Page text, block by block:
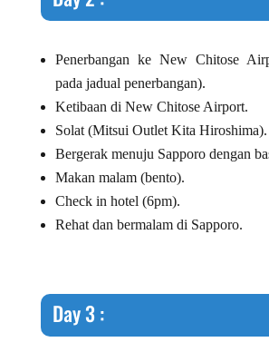
Penerbangan ke New Chitose
pada jadual penerbangan).
Ketibaan di New Chitose Airport.
Solat (Mitsui Outlet Kita Hiroshima).
Bergerak menuju Sapporo dengan
Makan malam (bento).
Check in hotel (6pm).
Rehat dan bermalam di Sapporo.
Day 3 :